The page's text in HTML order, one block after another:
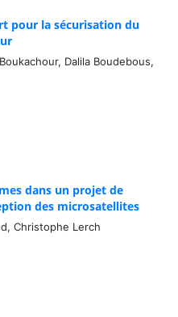
pour la sécurisation du
Dalila Boudebous,
dans un projet de
des microsatellites
Christophe Lerch